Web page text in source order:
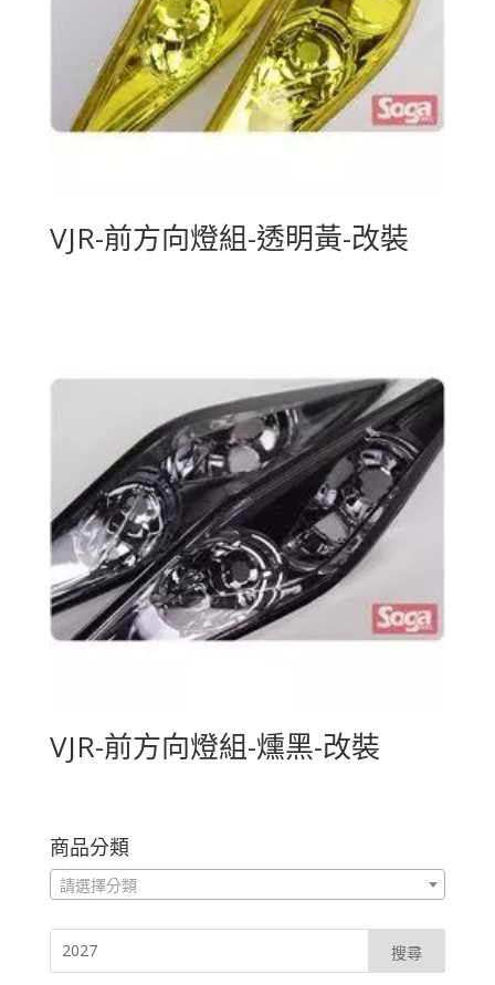
VJR-前方向燈組-透明黃-改裝
VJR-前方向燈組-燻黑-改裝
商品分類
請選擇分類